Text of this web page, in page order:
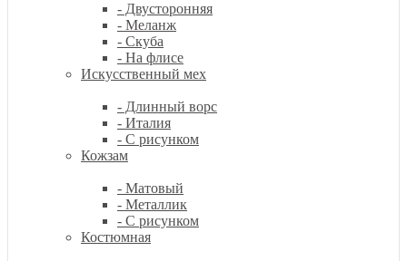
- Двусторонняя
- Меланж
- Скуба
- На флисе
Искусственный мех
- Длинный ворс
- Италия
- С рисунком
Кожзам
- Матовый
- Металлик
- С рисунком
Костюмная